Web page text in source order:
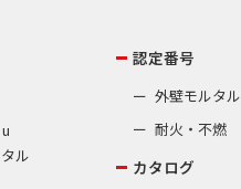
ル
認定番号
外壁モルタル
耐火・不燃
カタログ